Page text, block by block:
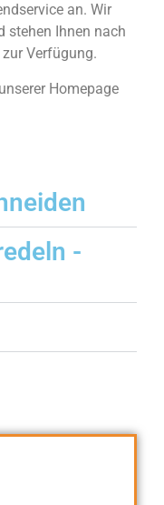
an. Wir
stehen Ihnen nach
Verfügung.
Homepage
-